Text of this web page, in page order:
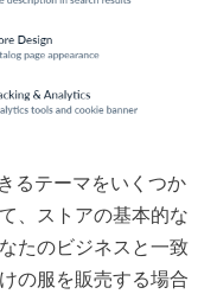
るテーマをいくつか
、ストアの基本的な
たのビジネスと一致
の服を販売する場合